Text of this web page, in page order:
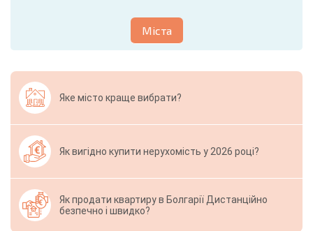
Міста
Яке місто краще вибрати?
Як вигідно купити нерухомість у 2026 році?
Як продати квартиру в Болгарії Дистанційно
безпечно і швидко?